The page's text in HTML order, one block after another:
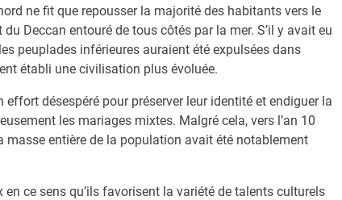
ne fit que repousser la majorité des habitants vers le
Deccan entouré de tous côtés par la mer. S’il y avait eu
peuplades inférieures auraient été expulsées dans
établi une civilisation plus évoluée.
désespéré pour préserver leur identité et endiguer la
les mariages mixtes. Malgré cela, vers l’an 10
masse entière de la population avait été notablement
ce sens qu’ils favorisent la variété de talents culturels